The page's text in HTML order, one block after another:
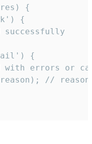
{
{
successfully
{
with errors or
//